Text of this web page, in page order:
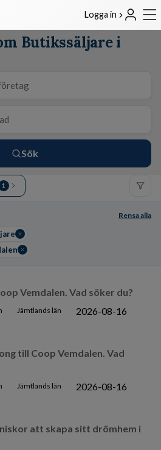
Logga in
Butikssäljare i
Sök
1
Rensa alla
Vemdalen. Vad söker du?
Jämtlands län 2026-08-16
till Coop Vemdalen. Vad
Jämtlands län 2026-08-16
att skapa sitt drömhem i